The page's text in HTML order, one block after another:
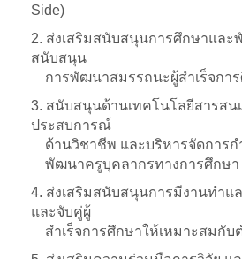
Side)
2. ส่งเสริมสนับสนุนการศึกษาแล
สนับสนุน
การพัฒนาสมรรถนะผู้สําเร็จกา
3. สนับสนุนด้านเทคโนโลยีสารส
ประสบการณ์
ด้านวิชาชีพ และบริหารจัดการกํ
พัฒนาครูบุคลากรทางการศึกษา
4. ส่งเสริมสนับสนุนการมีงานทําแ
และจับคู่ผู้
สําเร็จการศึกษาให้เหมาะสมกับ